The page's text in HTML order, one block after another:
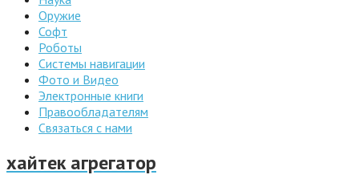
Оружие
Софт
Роботы
Системы навигации
Фото и Видео
Электронные книги
Правообладателям
Связаться с нами
хайтек агрегатор